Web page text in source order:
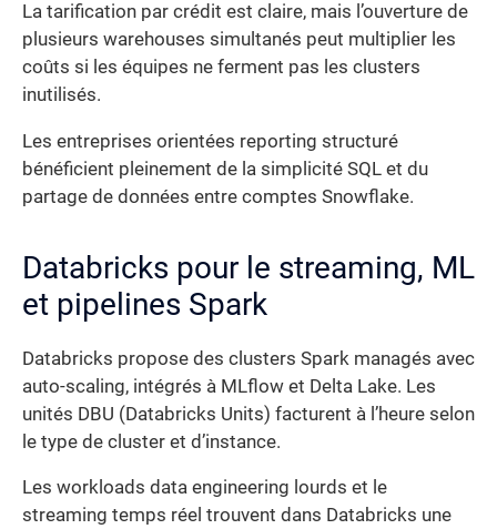
La tarification par crédit est claire, mais l’ouverture de
plusieurs warehouses simultanés peut multiplier les
coûts si les équipes ne ferment pas les clusters
inutilisés.
Les entreprises orientées reporting structuré
bénéficient pleinement de la simplicité SQL et du
partage de données entre comptes Snowflake.
Databricks pour le streaming, ML
et pipelines Spark
Databricks propose des clusters Spark managés avec
auto-scaling, intégrés à MLflow et Delta Lake. Les
unités DBU (Databricks Units) facturent à l’heure selon
le type de cluster et d’instance.
Les workloads data engineering lourds et le
streaming temps réel trouvent dans Databricks une